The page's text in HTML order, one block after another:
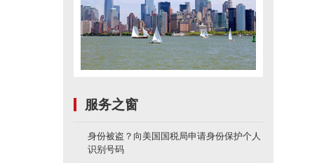
服务之窗
身份被盗？向美国国税局申请身份保护个人
识别号码